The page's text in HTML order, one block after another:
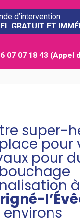
d’intervention
GRATUIT ET
07 07 18 43(Appel
super-
pour
pour
à
environs